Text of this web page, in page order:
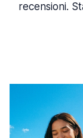
recensioni.